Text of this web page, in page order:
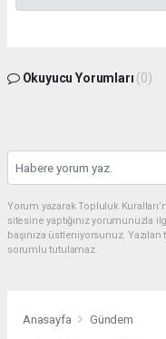
Okuyucu Yorumları (0)
Yorum yazarak Topluluk
sitesine yaptığınız yorumunuzla
başınıza üstleniyorsunuz.
sorumlu tutulamaz.
Anasayfa Gündem